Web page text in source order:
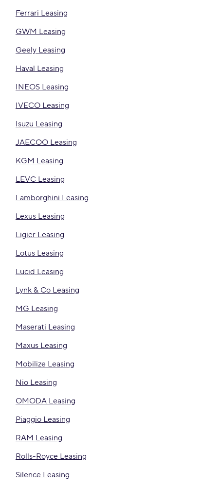
Ferrari Leasing
GWM Leasing
Geely Leasing
Haval Leasing
INEOS Leasing
IVECO Leasing
Isuzu Leasing
JAECOO Leasing
KGM Leasing
LEVC Leasing
Lamborghini Leasing
Lexus Leasing
Ligier Leasing
Lotus Leasing
Lucid Leasing
Lynk & Co Leasing
MG Leasing
Maserati Leasing
Maxus Leasing
Mobilize Leasing
Nio Leasing
OMODA Leasing
Piaggio Leasing
RAM Leasing
Rolls-Royce Leasing
Silence Leasing